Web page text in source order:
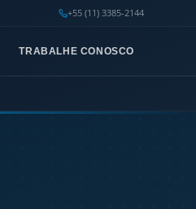
+55 (11) 3385-2144
TRABALHE CONOSCO